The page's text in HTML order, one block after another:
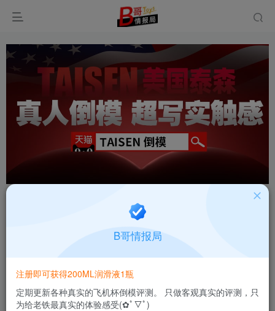
正文
美国TAISEN玉面罗刹高刺激肉粒螺旋飞机杯深度
B哥情报局-产品指南针
5个月前发布
0 57 9
B哥情报局
注册即可获得200ML润滑液1瓶
定期更新各种真实的飞机杯倒模评测。 只做客观真实的评测，只
为给老铁最真实的体验感受(✿ﾟ▽ﾟ)